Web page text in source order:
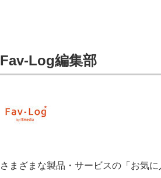
Fav-Log編集部
さまざまな製品・サービスの「お気